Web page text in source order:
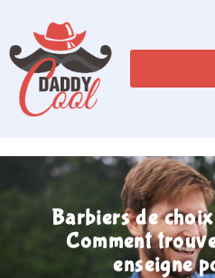
Barbiers de
Comment
enseigne